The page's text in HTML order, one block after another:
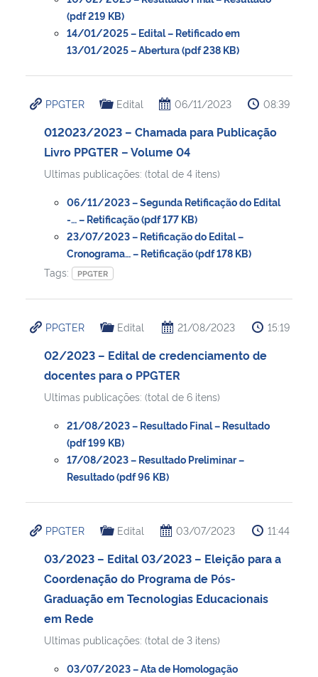
(pdf 219 KB)
14/01/2025 – Edital – Retificado em
13/01/2025 – Abertura (pdf 238 KB)
PPGTER Edital 06/11/2023 08:39
012023/2023 – Chamada para Publicação
Livro PPGTER – Volume 04
Ultimas publicações: (total de 4 itens)
06/11/2023 – Segunda Retificação do Edital
-… – Retificação (pdf 177 KB)
23/07/2023 – Retificação do Edital –
Cronograma… – Retificação (pdf 178 KB)
Tags:
PPGTER
PPGTER Edital 21/08/2023 15:19
02/2023 – Edital de credenciamento de
docentes para o PPGTER
Ultimas publicações: (total de 6 itens)
21/08/2023 – Resultado Final – Resultado
(pdf 199 KB)
17/08/2023 – Resultado Preliminar –
Resultado (pdf 96 KB)
PPGTER Edital 03/07/2023 11:44
03/2023 – Edital 03/2023 – Eleição para a
Coordenação do Programa de Pós-
Graduação em Tecnologias Educacionais
em Rede
Ultimas publicações: (total de 3 itens)
03/07/2023 – Ata de Homologação